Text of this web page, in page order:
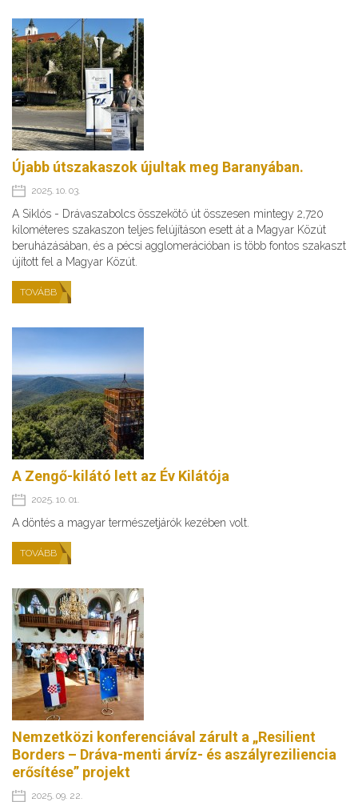
Újabb útszakaszok újultak meg Baranyában.
2025. 10. 03.
A Siklós - Drávaszabolcs összekötő út összesen mintegy 2,720
kilométeres szakaszon teljes felújításon esett át a Magyar Közút
beruházásában, és a pécsi agglomerációban is több fontos szakaszt
újított fel a Magyar Közút.
TOVÁBB
A Zengő-kilátó lett az Év Kilátója
2025. 10. 01.
A döntés a magyar természetjárók kezében volt.
TOVÁBB
Nemzetközi konferenciával zárult a „Resilient
Borders – Dráva-menti árvíz- és aszályreziliencia
erősítése” projekt
2025. 09. 22.